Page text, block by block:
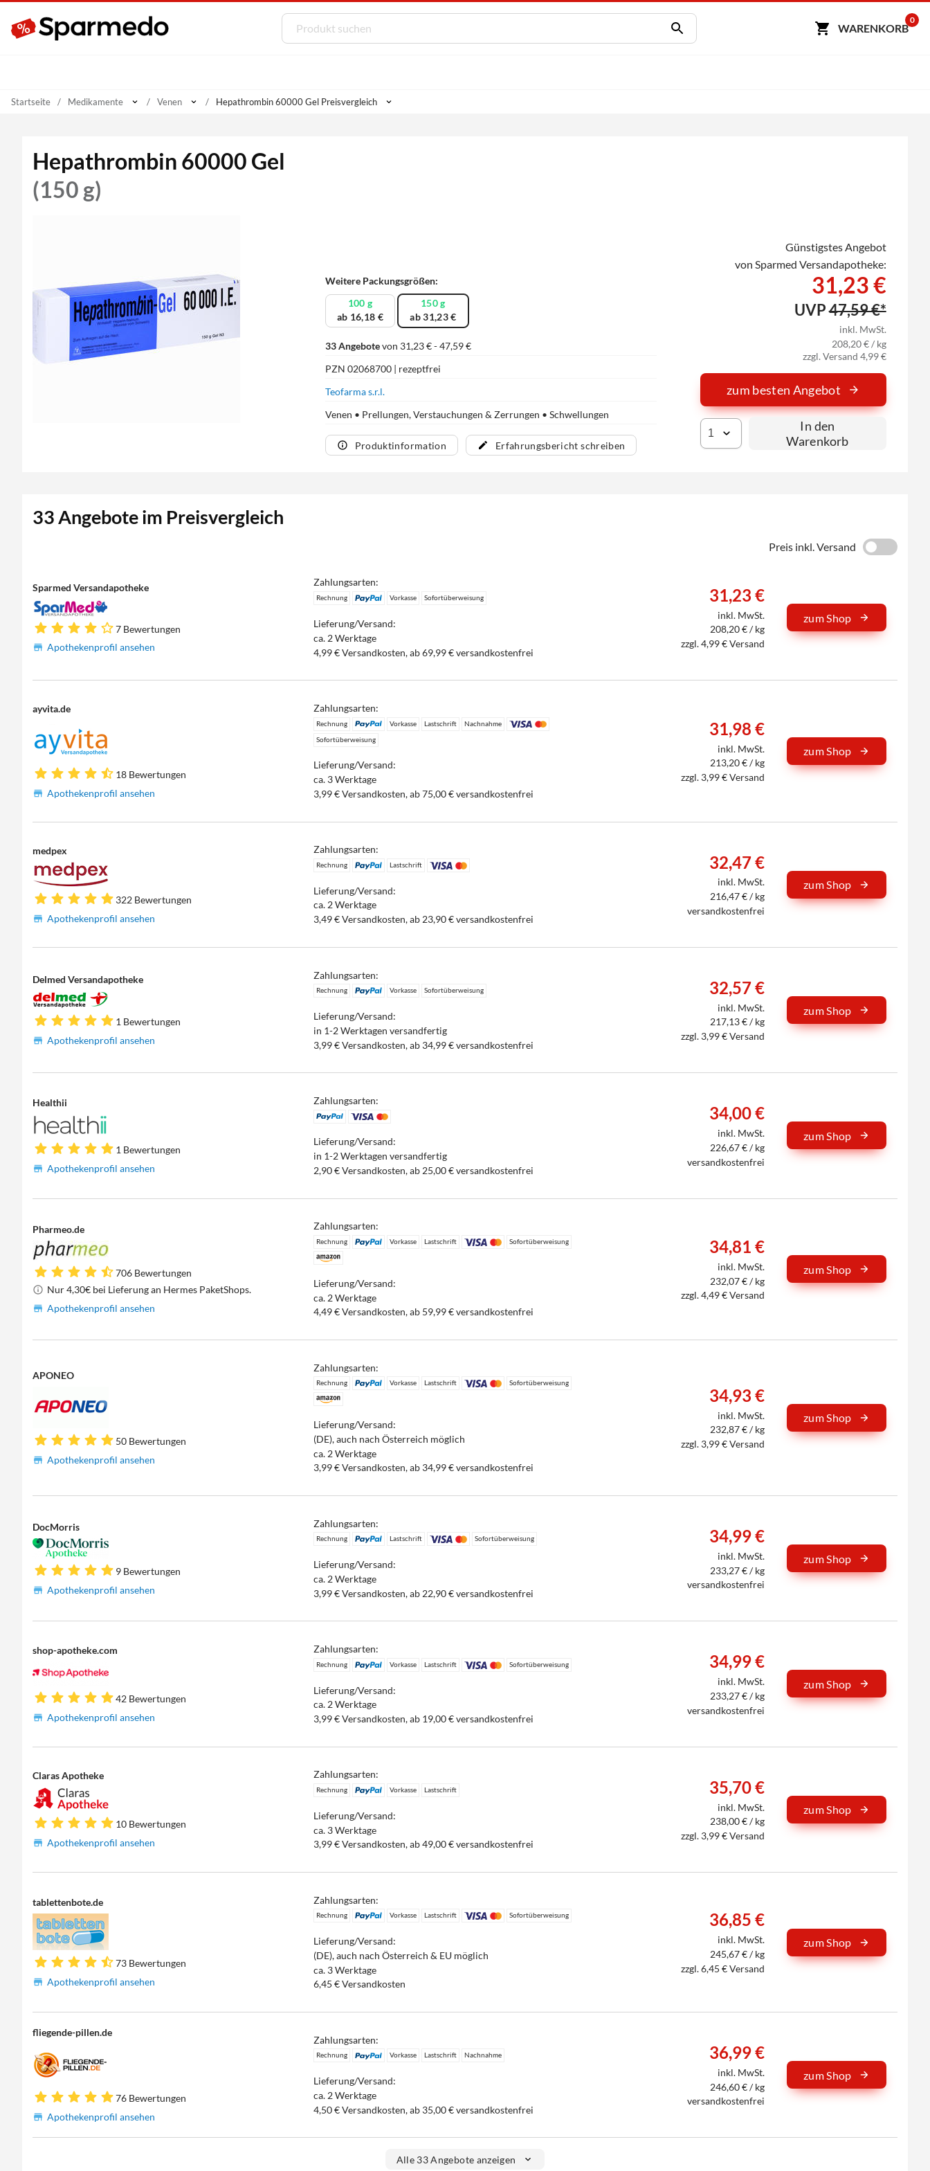
WARENKORB
0
Startseite Medikamente Venen Hepathrombin 60000 Gel Preisvergleich
Hepathrombin 60000 Gel
(150 g)
Weitere Packungsgrößen:
100 g
ab 16,18 €
150 g
ab 31,23 €
33 Angebotevon 31,23 € - 47,59 €
PZN 02068700 | rezeptfrei
Teofarma s.r.l.
Venen • Prellungen, Verstauchungen & Zerrungen • Schwellungen
Produktinformation Erfahrungsbericht schreiben
Günstigstes Angebot
von Sparmed Versandapotheke:
31,23 €
UVP47,59 €*
inkl. MwSt.
208,20 € / kg
zzgl. Versand 4,99 €
zum besten Angebot
In den
Warenkorb
33 Angebote im Preisvergleich
Preis inkl. Versand
Sparmed Versandapotheke
7 Bewertungen
Apothekenprofil ansehen
Zahlungsarten:
Rechnung Vorkasse Sofortüberweisung
Lieferung/Versand:
ca. 2 Werktage
4,99 € Versandkosten, ab 69,99 € versandkostenfrei
31,23 €
inkl. MwSt.
208,20 € / kg
zzgl. 4,99 € Versand
zum Shop
ayvita.de
18 Bewertungen
Apothekenprofil ansehen
Zahlungsarten:
Rechnung Vorkasse Lastschrift
Nachnahme
Sofortüberweisung
Lieferung/Versand:
ca. 3 Werktage
3,99 € Versandkosten, ab 75,00 € versandkostenfrei
31,98 €
inkl. MwSt.
213,20 € / kg
zzgl. 3,99 € Versand
zum Shop
medpex
322 Bewertungen
Apothekenprofil ansehen
Zahlungsarten:
Rechnung Lastschrift
Lieferung/Versand:
ca. 2 Werktage
3,49 € Versandkosten, ab 23,90 € versandkostenfrei
32,47 €
inkl. MwSt.
216,47 € / kg
versandkostenfrei
zum Shop
Delmed Versandapotheke
1 Bewertungen
Apothekenprofil ansehen
Zahlungsarten:
Rechnung Vorkasse Sofortüberweisung
Lieferung/Versand:
in 1-2 Werktagen versandfertig
3,99 € Versandkosten, ab 34,99 € versandkostenfrei
32,57 €
inkl. MwSt.
217,13 € / kg
zzgl. 3,99 € Versand
zum Shop
Healthii
1 Bewertungen
Apothekenprofil ansehen
Zahlungsarten:
Lieferung/Versand:
in 1-2 Werktagen versandfertig
2,90 € Versandkosten, ab 25,00 € versandkostenfrei
34,00 €
inkl. MwSt.
226,67 € / kg
versandkostenfrei
zum Shop
Pharmeo.de
706 Bewertungen
Nur 4,30€ bei Lieferung an Hermes PaketShops.
Apothekenprofil ansehen
Zahlungsarten:
Rechnung Vorkasse Lastschrift Sofortüberweisung
Lieferung/Versand:
ca. 2 Werktage
4,49 € Versandkosten, ab 59,99 € versandkostenfrei
34,81 €
inkl. MwSt.
232,07 € / kg
zzgl. 4,49 € Versand
zum Shop
APONEO
50 Bewertungen
Apothekenprofil ansehen
Zahlungsarten:
Rechnung Vorkasse Lastschrift Sofortüberweisung
Lieferung/Versand:
(DE), auch nach Österreich möglich
ca. 2 Werktage
3,99 € Versandkosten, ab 34,99 € versandkostenfrei
34,93 €
inkl. MwSt.
232,87 € / kg
zzgl. 3,99 € Versand
zum Shop
DocMorris
9 Bewertungen
Apothekenprofil ansehen
Zahlungsarten:
Rechnung Lastschrift Sofortüberweisung
Lieferung/Versand:
ca. 2 Werktage
3,99 € Versandkosten, ab 22,90 € versandkostenfrei
34,99 €
inkl. MwSt.
233,27 € / kg
versandkostenfrei
zum Shop
shop-apotheke.com
42 Bewertungen
Apothekenprofil ansehen
Zahlungsarten:
Rechnung Vorkasse Lastschrift Sofortüberweisung
Lieferung/Versand:
ca. 2 Werktage
3,99 € Versandkosten, ab 19,00 € versandkostenfrei
34,99 €
inkl. MwSt.
233,27 € / kg
versandkostenfrei
zum Shop
Claras Apotheke
10 Bewertungen
Apothekenprofil ansehen
Zahlungsarten:
Rechnung Vorkasse Lastschrift
Lieferung/Versand:
ca. 3 Werktage
3,99 € Versandkosten, ab 49,00 € versandkostenfrei
35,70 €
inkl. MwSt.
238,00 € / kg
zzgl. 3,99 € Versand
zum Shop
tablettenbote.de
73 Bewertungen
Apothekenprofil ansehen
Zahlungsarten:
Rechnung Vorkasse Lastschrift Sofortüberweisung
Lieferung/Versand:
(DE), auch nach Österreich & EU möglich
ca. 3 Werktage
6,45 € Versandkosten
36,85 €
inkl. MwSt.
245,67 € / kg
zzgl. 6,45 € Versand
zum Shop
fliegende-pillen.de
76 Bewertungen
Apothekenprofil ansehen
Zahlungsarten:
Rechnung Vorkasse Lastschrift Nachnahme
Lieferung/Versand:
ca. 2 Werktage
4,50 € Versandkosten, ab 35,00 € versandkostenfrei
36,99 €
inkl. MwSt.
246,60 € / kg
versandkostenfrei
zum Shop
Alle 33 Angebote anzeigen